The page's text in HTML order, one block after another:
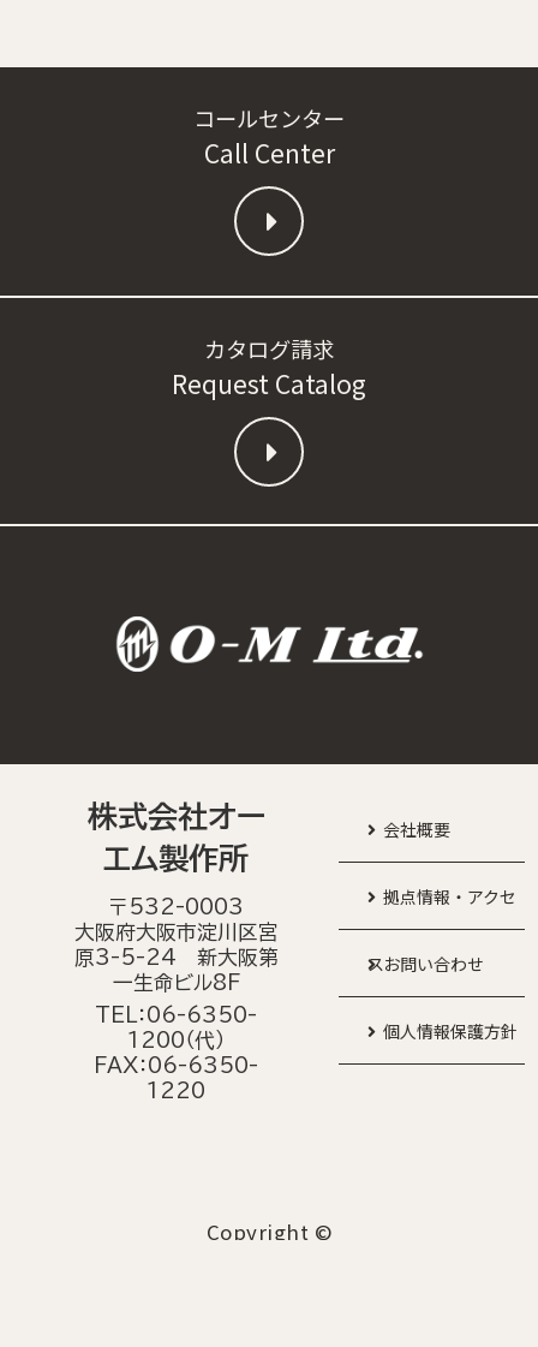
コールセンター
Call Center
カタログ請求
Request Catalog
株式会社オー
エム製作所
〒532-0003
大阪府大阪市淀川区宮
原3-5-24 新大阪第
一生命ビル8F
TEL：06-6350-
1200（代）
FAX：06-6350-
1220
会社概要
拠点情報・アクセ
スお問い合わせ
個人情報保護方針
Copyright ©